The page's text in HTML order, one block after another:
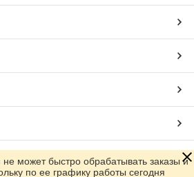
Prom.ua
может быстро обрабатывать заказы и
по ее графику работы сегодня